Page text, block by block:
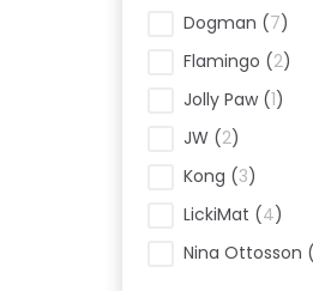
Dogman (7)
Flamingo (2)
Jolly Paw (1)
JW (2)
Kong (3)
LickiMat (4)
Nina Ottosson (